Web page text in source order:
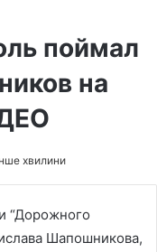
поймал
на
хвилини
“Дорожного
Шапошникова,